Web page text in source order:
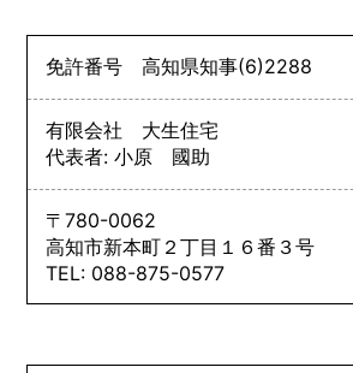
免許番号高知県知事(6)2288
有限会社 大生住宅
代表者: 小原 國助
〒780-0062
高知市新本町２丁目１６番３号
TEL: 088-875-0577